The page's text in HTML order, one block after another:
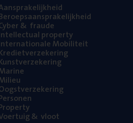
& fraude
property
Mobiliteit
& vloot